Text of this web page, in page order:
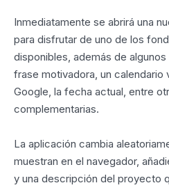
Inmediatamente se abrirá una
para disfrutar de uno de los
disponibles, además de
frase motivadora, un calendario
Google, la fecha actual, entre
complementarias.
La aplicación cambia
muestran en el navegador,
y una descripción del proyecto